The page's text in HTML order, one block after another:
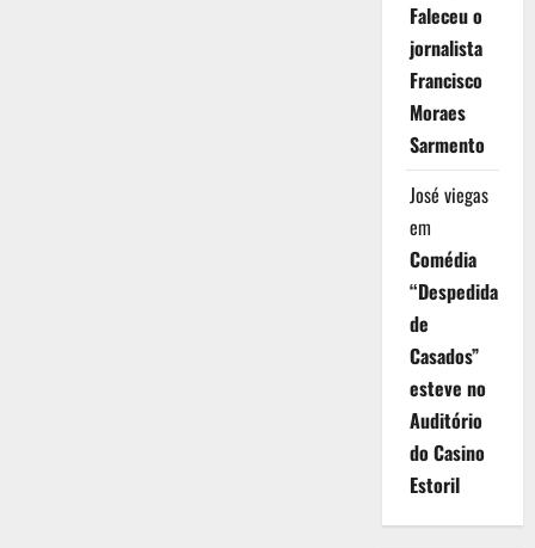
Faleceu o
jornalista
Francisco
Moraes
Sarmento
José viegas
em
Comédia
“Despedida
de
Casados”
esteve no
Auditório
do Casino
Estoril